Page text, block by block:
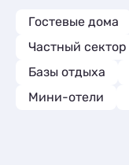
Гостевые дома
Частный сектор
Базы отдыха
Мини-отели